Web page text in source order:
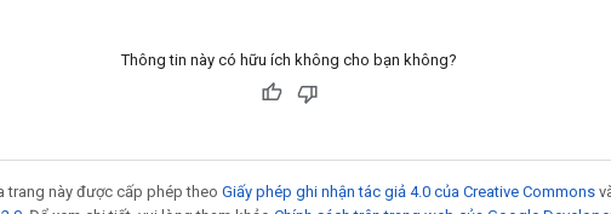
Thông tin này có hữu ích không cho bạn không?
trang này được cấp phép theo Giấy phép ghi nhận tác giả 4.0 của Creative Commons